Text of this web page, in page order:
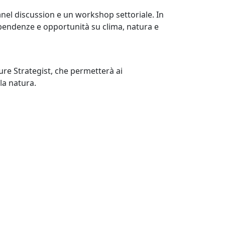
discussion e un workshop settoriale. In
e opportunità su clima, natura e
Strategist, che permetterà ai
natura.